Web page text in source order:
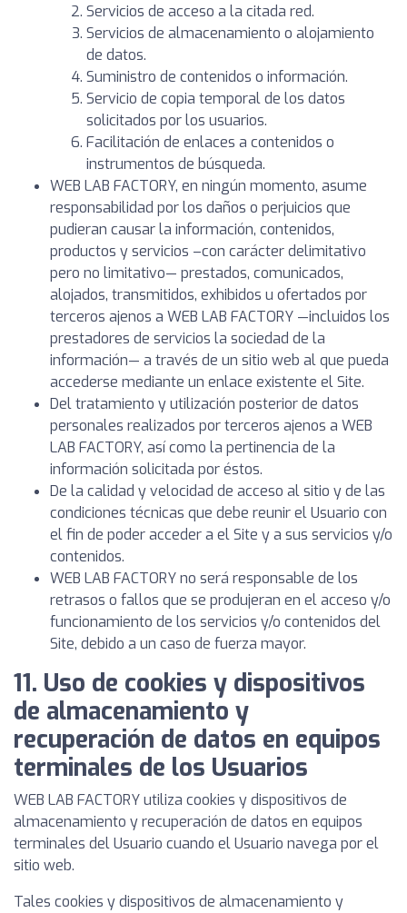
Servicios de acceso a la citada red.
Servicios de almacenamiento o alojamiento
de datos.
Suministro de contenidos o información.
Servicio de copia temporal de los datos
solicitados por los usuarios.
Facilitación de enlaces a contenidos o
instrumentos de búsqueda.
WEB LAB FACTORY, en ningún momento, asume
responsabilidad por los daños o perjuicios que
pudieran causar la información, contenidos,
productos y servicios –con carácter delimitativo
pero no limitativo— prestados, comunicados,
alojados, transmitidos, exhibidos u ofertados por
terceros ajenos a WEB LAB FACTORY —incluidos los
prestadores de servicios la sociedad de la
información— a través de un sitio web al que pueda
accederse mediante un enlace existente el Site.
Del tratamiento y utilización posterior de datos
personales realizados por terceros ajenos a WEB
LAB FACTORY, así como la pertinencia de la
información solicitada por éstos.
De la calidad y velocidad de acceso al sitio y de las
condiciones técnicas que debe reunir el Usuario con
el fin de poder acceder a el Site y a sus servicios y/o
contenidos.
WEB LAB FACTORY no será responsable de los
retrasos o fallos que se produjeran en el acceso y/o
funcionamiento de los servicios y/o contenidos del
Site, debido a un caso de fuerza mayor.
11. Uso de cookies y dispositivos
de almacenamiento y
recuperación de datos en equipos
terminales de los Usuarios
WEB LAB FACTORY utiliza cookies y dispositivos de
almacenamiento y recuperación de datos en equipos
terminales del Usuario cuando el Usuario navega por el
sitio web.
Tales cookies y dispositivos de almacenamiento y